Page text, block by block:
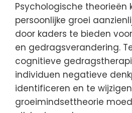
Psychologische theorieën
persoonlijke groei
door kaders te bieden
en gedragsverandering.
cognitieve
individuen negatieve
identificeren en te
groeimindsettheorie